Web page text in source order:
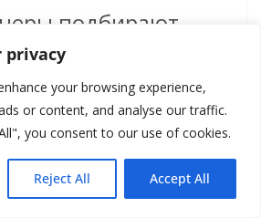
privacy
your browsing experience,
or content, and analyse our traffic.
you consent to our use of cookies.
Reject All Accept All
подбирают
одного
другим
из
материала